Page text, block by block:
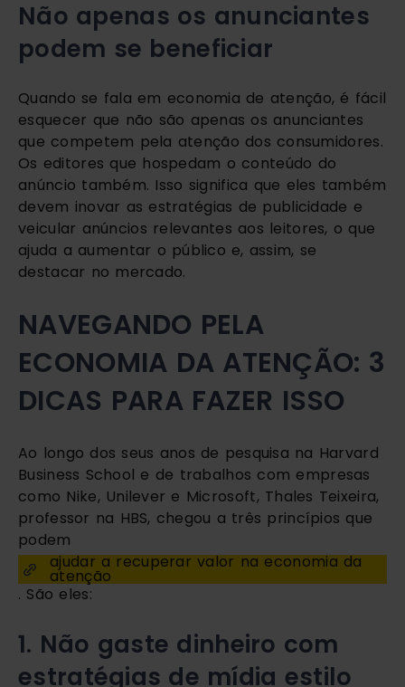
Não apenas os anunciantes
podem se beneficiar
Quando se fala em economia de atenção, é fácil
esquecer que não são apenas os anunciantes
que competem pela atenção dos consumidores.
Os editores que hospedam o conteúdo do
anúncio também. Isso significa que eles também
devem inovar as estratégias de publicidade e
veicular anúncios relevantes aos leitores, o que
ajuda a aumentar o público e, assim, se
destacar no mercado.
NAVEGANDO PELA
ECONOMIA DA ATENÇÃO: 3
DICAS PARA FAZER ISSO
Ao longo dos seus anos de pesquisa na Harvard
Business School e de trabalhos com empresas
como Nike, Unilever e Microsoft, Thales Teixeira,
professor na HBS, chegou a três princípios que
podem
ajudar a recuperar valor na economia da
atenção
. São eles:
1. Não gaste dinheiro com
estratégias de mídia estilo